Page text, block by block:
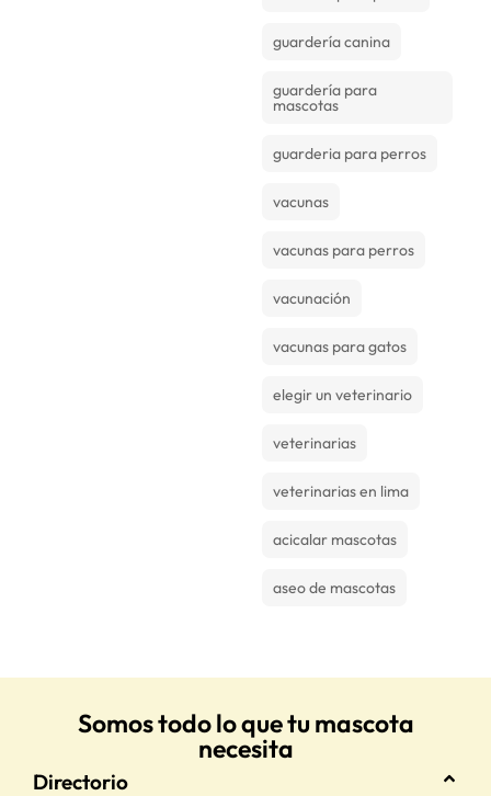
guardería canina
guardería para
mascotas
guarderia para perros
vacunas
vacunas para perros
vacunación
vacunas para gatos
elegir un veterinario
veterinarias
veterinarias en lima
acicalar mascotas
aseo de mascotas
Somos todo lo que tu mascota
necesita
Directorio